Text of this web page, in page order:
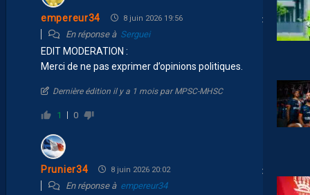
empereur34 8 juin 2026 19:56
En réponse à Serguei
EDIT MODERATION :
Merci de ne pas exprimer d’opinions politiques.
Dernière édition il y a 1 mois par MPSC-MHSC
1 0
Prunier34 8 juin 2026 20:02
En réponse à empereur34